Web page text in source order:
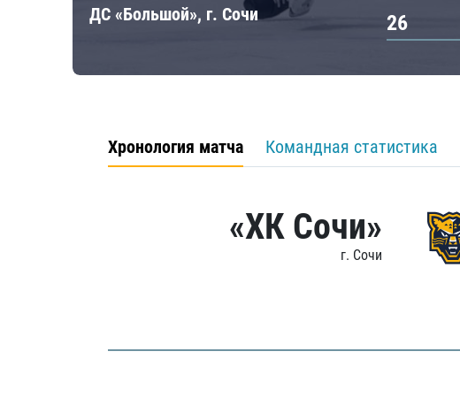
ДС «Большой», г. Сочи 26
Хронология матча Командная статистика
«ХК Сочи»
г. Сочи